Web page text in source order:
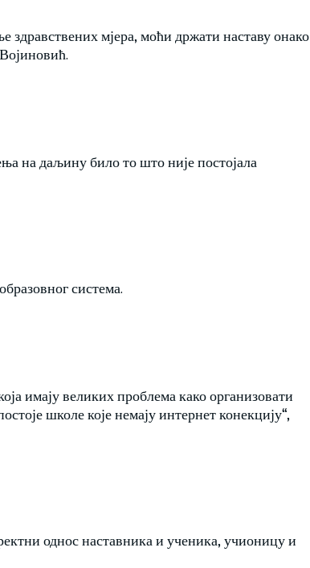
здравствених мјера, моћи држати наставу онако
на даљину било то што није постојала
система.
имају великих проблема како организовати
школе које немају интернет конекцију“,
однос наставника и ученика, учионицу и